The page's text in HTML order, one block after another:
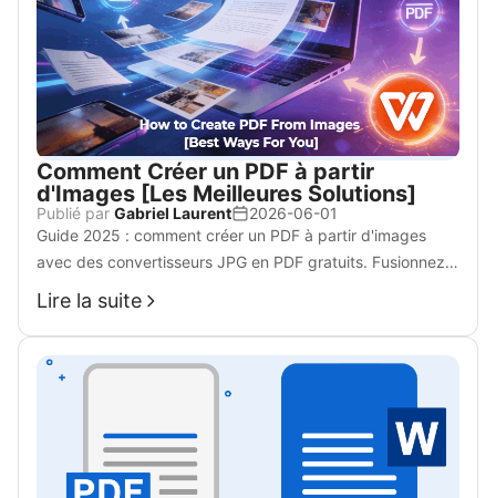
Comment Créer un PDF à partir
d'Images [Les Meilleures Solutions]
Publié par Gabriel Laurent
2026-06-01
Guide 2025 : comment créer un PDF à partir d'images
avec des convertisseurs JPG en PDF gratuits. Fusionnez
vos scans facilement et sans perte de qualité.
Lire la suite